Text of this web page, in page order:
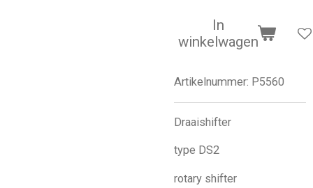
In
winkelwagen
Artikelnummer: P5560
Draaishifter
type DS2
rotary shifter